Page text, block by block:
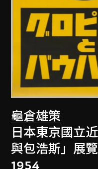
龜倉雄策
日本東京國立
與包浩斯」展
1954